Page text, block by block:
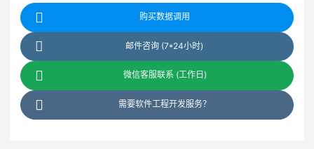
购买数据调用
邮件咨询 (7*24小时)
微信客服联系 (工作日)
需要软件工程开发服务？